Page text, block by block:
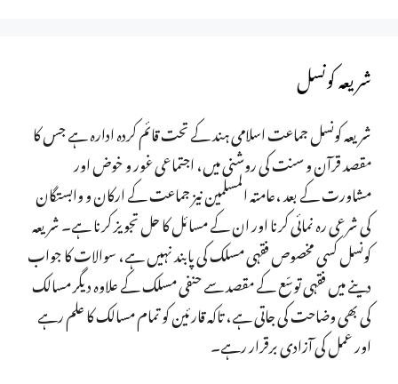
شریعہ کونسل
شریعہ کونسل جماعت اسلامی ہند کے تحت قائم کردہ ادارہ ہے جس کا
مقصد قرآن و سنت کی روشنی میں، اجتماعی غور و خوض اور
مشاورت کے بعد ،عامتہ المسلمین نیز جماعت کے ارکان و وابستگان
کی شرعی رہ نمائی کرنا اور ان کے مسائل کا حل تجویز کرنا ہے۔ شریعہ
کونسل کسی مخصوص فقہی مسلک کی پابند نہیں ہے، سوالات کا جواب
دینے میں فقہی توسّع کے مقصد سے حنفی مسلک کے علاوہ دیگر مسالک
کی بھی وضاحت کی جاتی ہے، تاکہ قارئین کو تمام مسالک کا علم رہے
اور عمل کی آزادی برقرار رہے۔